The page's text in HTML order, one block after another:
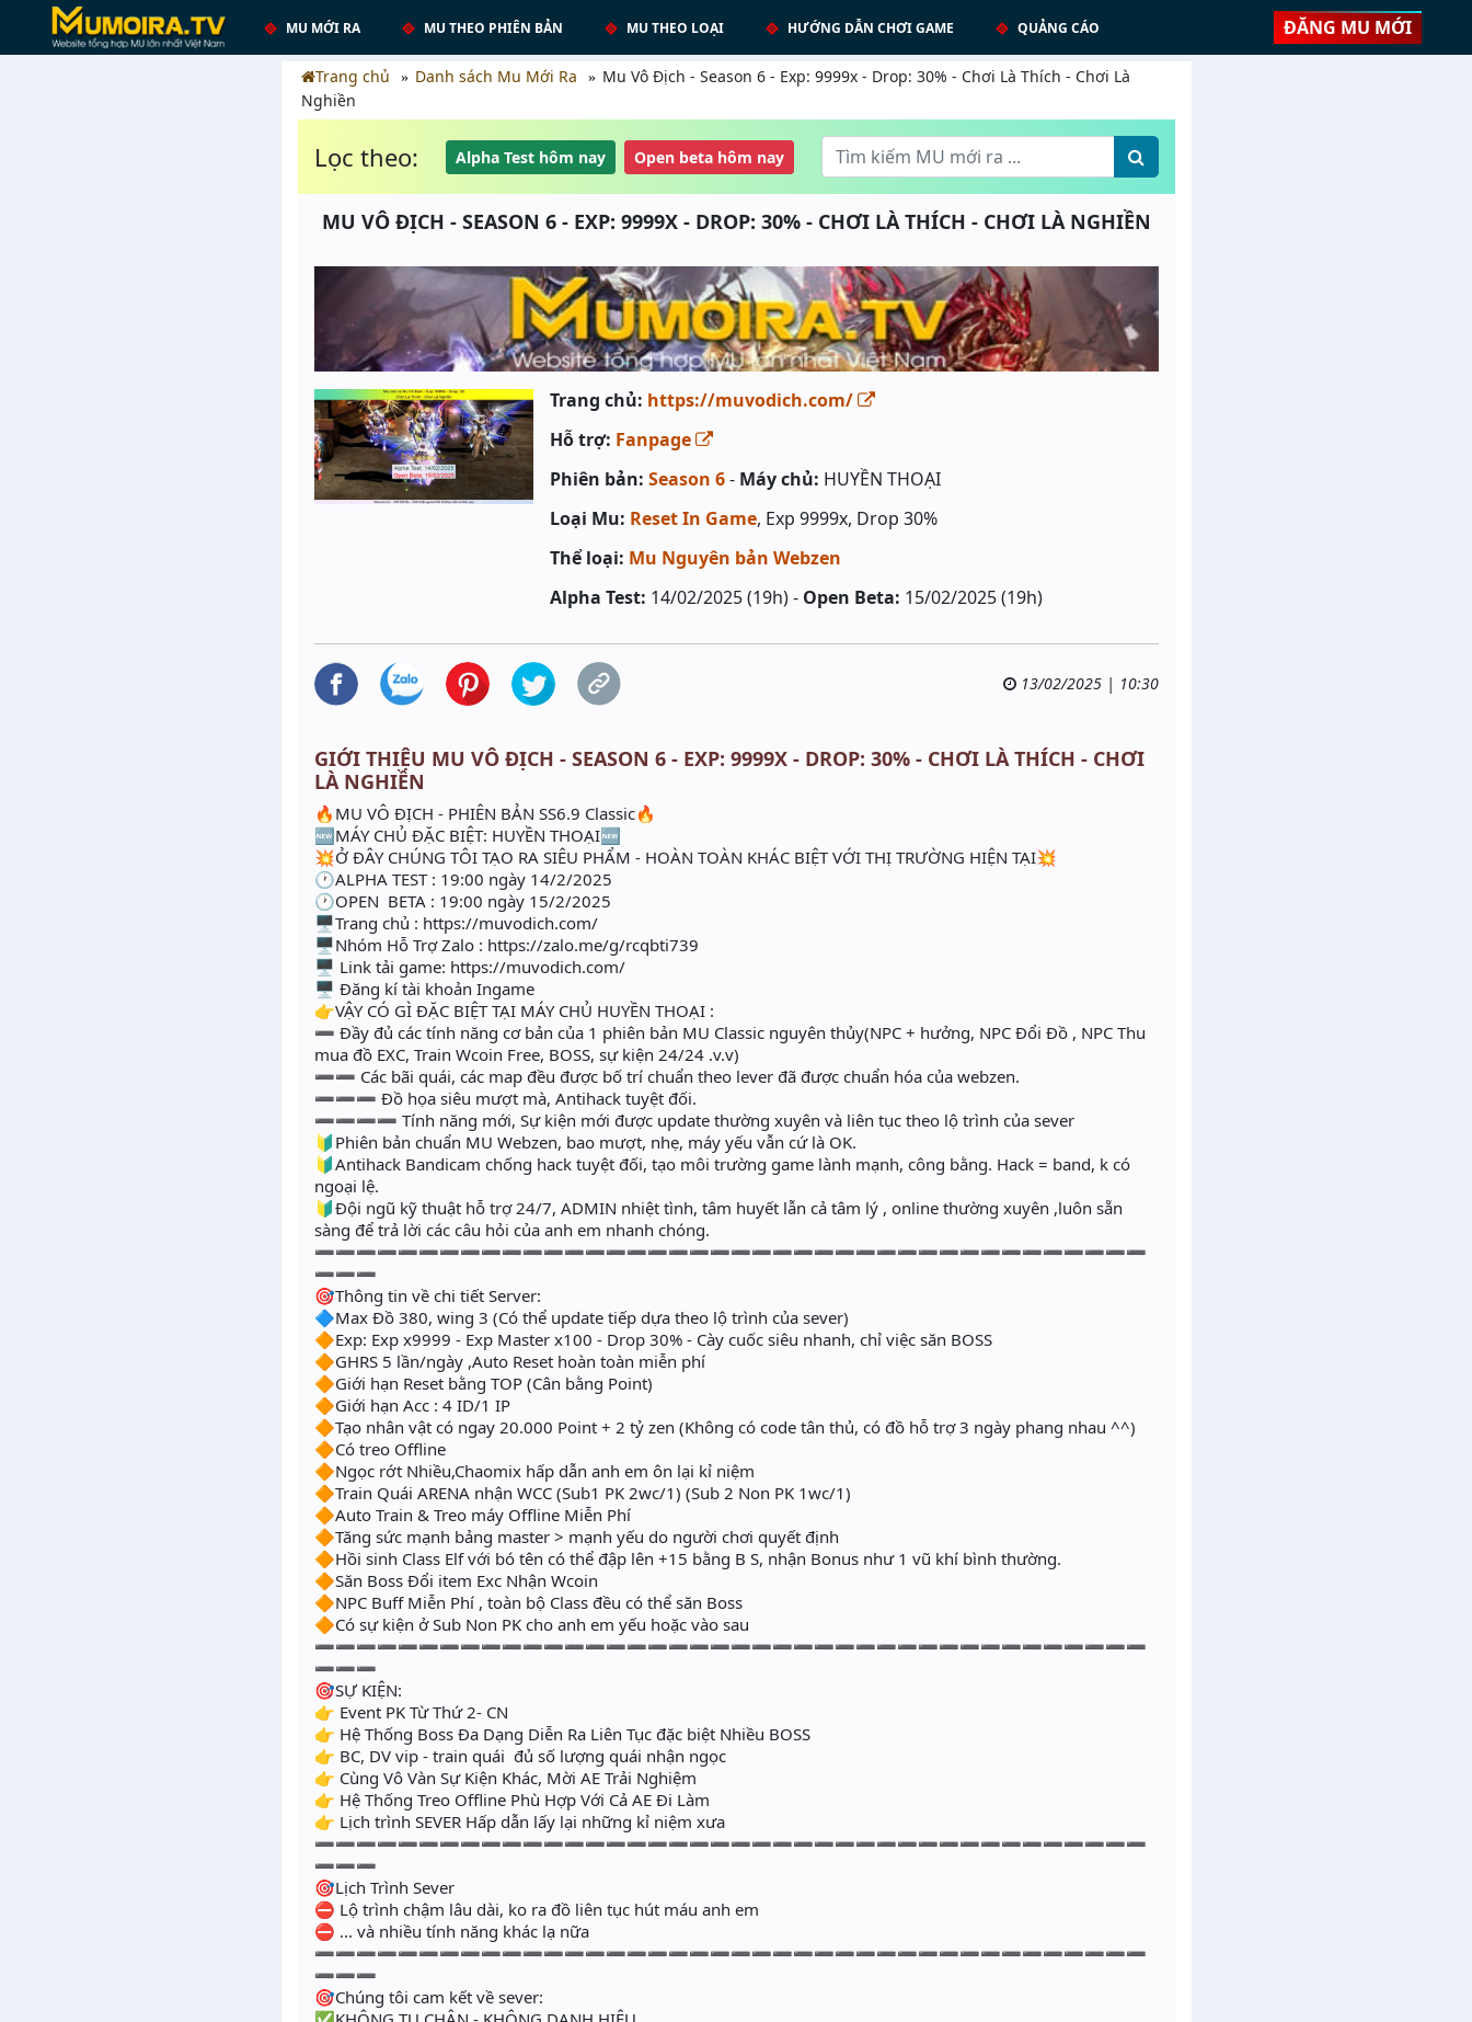
MU MỚI RA MU THEO PHIÊN BẢN MU THEO LOẠI HƯỚNG DẪN CHƠI GAME QUẢNG CÁO ĐĂNG MU MỚI
Trang chủ Danh sách Mu Mới Ra
Mu Vô Địch - Season 6 - Exp: 9999x - Drop: 30% - Chơi Là Thích - Chơi Là
Nghiền
Lọc theo: Alpha Test hôm nay Open beta hôm nay
MU VÔ ĐỊCH - SEASON 6 - EXP: 9999X - DROP: 30% - CHƠI LÀ THÍCH - CHƠI LÀ NGHIỀN
Trang chủ: https://muvodich.com/
Hỗ trợ: Fanpage
Phiên bản: Season 6- Máy chủ: HUYỀN THOẠI
Loại Mu: Reset In Game, Exp 9999x, Drop 30%
Thể loại: Mu Nguyên bản Webzen
Alpha Test: 14/02/2025 (19h) - Open Beta: 15/02/2025 (19h)
13/02/2025 | 10:30
GIỚI THIỆU MU VÔ ĐỊCH - SEASON 6 - EXP: 9999X - DROP: 30% - CHƠI LÀ THÍCH - CHƠI
LÀ NGHIỀN
🔥MU VÔ ĐỊCH - PHIÊN BẢN SS6.9 Classic🔥
🆕MÁY CHỦ ĐẶC BIỆT: HUYỀN THOẠI🆕
💥Ở ĐÂY CHÚNG TÔI TẠO RA SIÊU PHẨM - HOÀN TOÀN KHÁC BIỆT VỚI THỊ TRƯỜNG HIỆN TẠI💥
🕐ALPHA TEST : 19:00 ngày 14/2/2025
🕐OPEN BETA : 19:00 ngày 15/2/2025
🖥Trang chủ : https://muvodich.com/
🖥Nhóm Hỗ Trợ Zalo : https://zalo.me/g/rcqbti739
🖥 Link tải game: https://muvodich.com/
🖥 Đăng kí tài khoản Ingame
👉VẬY CÓ GÌ ĐẶC BIỆT TẠI MÁY CHỦ HUYỀN THOẠI :
➖ Đầy đủ các tính năng cơ bản của 1 phiên bản MU Classic nguyên thủy(NPC + hưởng, NPC Đổi Đồ , NPC Thu
mua đồ EXC, Train Wcoin Free, BOSS, sự kiện 24/24 .v.v)
➖➖ Các bãi quái, các map đều được bố trí chuẩn theo lever đã được chuẩn hóa của webzen.
➖➖➖ Đồ họa siêu mượt mà, Antihack tuyệt đối.
➖➖➖➖ Tính năng mới, Sự kiện mới được update thường xuyên và liên tục theo lộ trình của sever
🔰Phiên bản chuẩn MU Webzen, bao mượt, nhẹ, máy yếu vẫn cứ là OK.
🔰Antihack Bandicam chống hack tuyệt đối, tạo môi trường game lành mạnh, công bằng. Hack = band, k có
ngoại lệ.
🔰Đội ngũ kỹ thuật hỗ trợ 24/7, ADMIN nhiệt tình, tâm huyết lẫn cả tâm lý , online thường xuyên ,luôn sẵn
sàng để trả lời các câu hỏi của anh em nhanh chóng.
➖➖➖➖➖➖➖➖➖➖➖➖➖➖➖➖➖➖➖➖➖➖➖➖➖➖➖➖➖➖➖➖➖➖➖➖➖➖➖➖
➖➖➖
🎯Thông tin về chi tiết Server:
🔷Max Đồ 380, wing 3 (Có thể update tiếp dựa theo lộ trình của sever)
🔶Exp: Exp x9999 - Exp Master x100 - Drop 30% - Cày cuốc siêu nhanh, chỉ việc săn BOSS
🔶GHRS 5 lần/ngày ,Auto Reset hoàn toàn miễn phí
🔶Giới hạn Reset bằng TOP (Cân bằng Point)
🔶Giới hạn Acc : 4 ID/1 IP
🔶Tạo nhân vật có ngay 20.000 Point + 2 tỷ zen (Không có code tân thủ, có đồ hỗ trợ 3 ngày phang nhau ^^)
🔶Có treo Offline
🔶Ngọc rớt Nhiều,Chaomix hấp dẫn anh em ôn lại kỉ niệm
🔶Train Quái ARENA nhận WCC (Sub1 PK 2wc/1) (Sub 2 Non PK 1wc/1)
🔶Auto Train & Treo máy Offline Miễn Phí
🔶Tăng sức mạnh bảng master > mạnh yếu do người chơi quyết định
🔶Hồi sinh Class Elf với bó tên có thể đập lên +15 bằng B S, nhận Bonus như 1 vũ khí bình thường.
🔶Săn Boss Đổi item Exc Nhận Wcoin
🔶NPC Buff Miễn Phí , toàn bộ Class đều có thể săn Boss
🔶Có sự kiện ở Sub Non PK cho anh em yếu hoặc vào sau
➖➖➖➖➖➖➖➖➖➖➖➖➖➖➖➖➖➖➖➖➖➖➖➖➖➖➖➖➖➖➖➖➖➖➖➖➖➖➖➖
➖➖➖
🎯SỰ KIỆN:
👉 Event PK Từ Thứ 2- CN
👉 Hệ Thống Boss Đa Dạng Diễn Ra Liên Tục đặc biệt Nhiều BOSS
👉 BC, DV vip - train quái đủ số lượng quái nhận ngọc
👉 Cùng Vô Vàn Sự Kiện Khác, Mời AE Trải Nghiệm
👉 Hệ Thống Treo Offline Phù Hợp Với Cả AE Đi Làm
👉 Lịch trình SEVER Hấp dẫn lấy lại những kỉ niệm xưa
➖➖➖➖➖➖➖➖➖➖➖➖➖➖➖➖➖➖➖➖➖➖➖➖➖➖➖➖➖➖➖➖➖➖➖➖➖➖➖➖
➖➖➖
🎯Lịch Trình Sever
⛔ Lộ trình chậm lâu dài, ko ra đồ liên tục hút máu anh em
⛔ ... và nhiều tính năng khác lạ nữa
➖➖➖➖➖➖➖➖➖➖➖➖➖➖➖➖➖➖➖➖➖➖➖➖➖➖➖➖➖➖➖➖➖➖➖➖➖➖➖➖
➖➖➖
🎯Chúng tôi cam kết về sever: